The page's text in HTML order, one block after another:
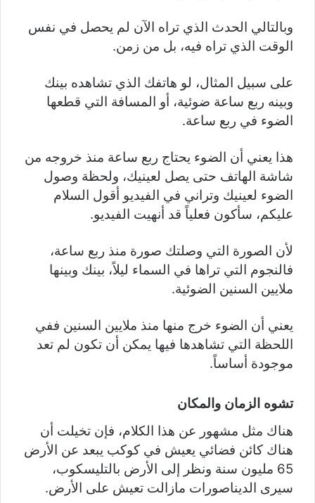
وبالتالي الحدث الذي تراه الآن لم يحصل في نفس
الوقت الذي تراه فيه، بل من زمن.
على سبيل المثال، لو هاتفك الذي تشاهده بينك
وبينه ربع ساعة ضوئية، أو المسافة التي قطعها
الضوء في ربع ساعة.
هذا يعني أن الضوء يحتاج ربع ساعة منذ خروجه من
شاشة الهاتف حتى يصل لعينيك، ولحظة وصول
الضوء لعينيك وتراني في الفيديو أقول السلام
عليكم، سأكون فعلياً قد أنهيت الفيديو.
لأن الصورة التي وصلتك صورة منذ ربع ساعة،
فالنجوم التي تراها في السماء ليلاً، بينك وبينها
ملايين السنين الضوئية.
يعني أن الضوء خرج منها منذ ملايين السنين ففي
اللحظة التي تشاهدها فيها يمكن أن تكون لم تعد
موجودة أساساً.
تشوه الزمان والمكان
هناك مثل مشهور عن هذا الكلام، فإن تخيلت أن
هناك كائن فضائي يعيش في كوكب يبعد عن الأرض
65 مليون سنة ونظر إلى الأرض بالتليسكوب،
سيرى الديناصورات مازالت تعيش على الأرض.